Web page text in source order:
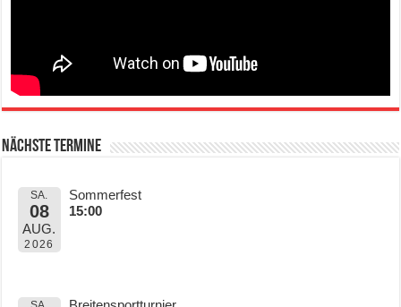
Nächste Termine
SA.
08
AUG.
2026
Sommerfest
15:00